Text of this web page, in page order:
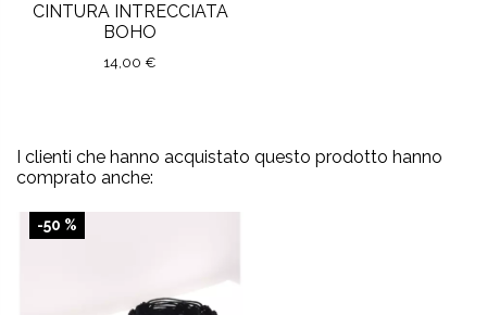
CINTURA INTRECCIATA
BOHO
14,00 €
I clienti che hanno acquistato questo prodotto hanno
comprato anche:
-50 %